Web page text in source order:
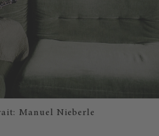
Manuel Nieberle